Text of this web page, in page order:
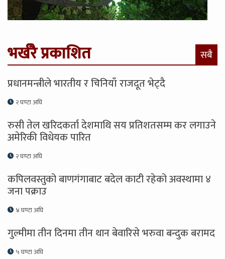
भर्खरै प्रकाशित सबै
प्रधानमन्त्रीले भारतीय र चिनियाँ राजदूत भेट्दै
२ घण्टा अघि
रुसी तेल खरिदकर्ता देशमाथि सय प्रतिशतसम्म कर लगाउने
अमेरिकी विधेयक पारित
२ घण्टा अघि
कपिलवस्तुको बाणगंगाबाट बदेल काटी रहेको अवस्थामा ४
जना पक्राउ
४ घण्टा अघि
गुल्मीमा तीन दिनमा तीन थान बेवारिसे भरुवा बन्दुक बरामद
५ घण्टा अघि